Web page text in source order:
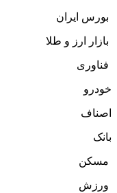
بورس ایران
بازار ارز و طلا
فناوری
خودرو
اصناف
بانک
مسکن
ورزش